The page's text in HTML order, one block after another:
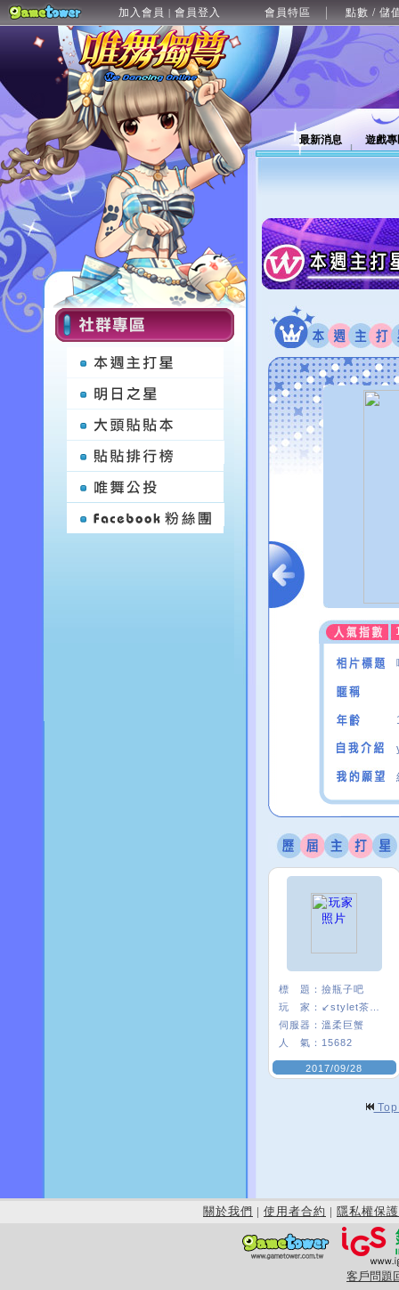
加入會員 | 會員登入 會員特區 點數 / 儲
最新消息 遊戲
標 題： 撿瓶子吧
玩 家：
伺服器： 溫柔巨蟹
人 氣： 15682
2017/09/28
關於我們 | 使用者合約 | 隱私權保護
客戶問題